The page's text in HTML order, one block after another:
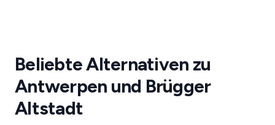
Beliebte Alternativen zu
Antwerpen und Brügger
Altstadt